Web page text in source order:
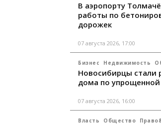
В аэропорту
работы по
дорожек
07 августа 2026, 17:00
Бизнес Недвижимость
Новосибирцы стали
дома по упрощенной
07 августа 2026, 16:00
Власть Общество